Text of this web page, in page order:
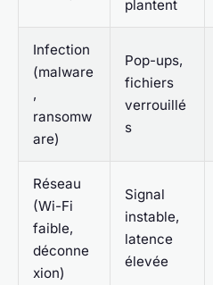
plantent
Infection
(malware
,
ransomw
are)
Pop-ups,
fichiers
verrouillé
s
Réseau
(Wi-Fi
faible,
déconne
xion)
Signal
instable,
latence
élevée